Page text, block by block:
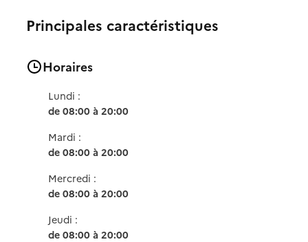
Principales caractéristiques
Horaires
Lundi :
de 08:00 à 20:00
Mardi :
de 08:00 à 20:00
Mercredi :
de 08:00 à 20:00
Jeudi :
de 08:00 à 20:00